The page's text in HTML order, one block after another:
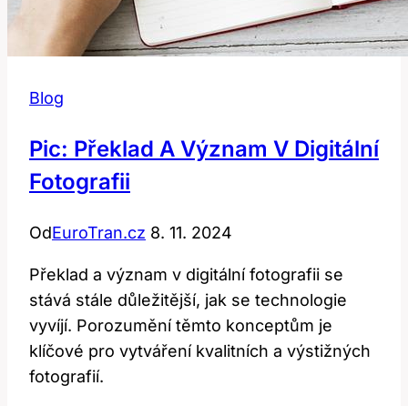
Blog
Pic: Překlad A Význam V Digitální
Fotografii
OdEuroTran.cz 8. 11. 2024
Překlad a význam v digitální fotografii se
stává stále důležitější, jak se technologie
vyvíjí. Porozumění těmto konceptům je
klíčové pro vytváření kvalitních a výstižných
fotografií.